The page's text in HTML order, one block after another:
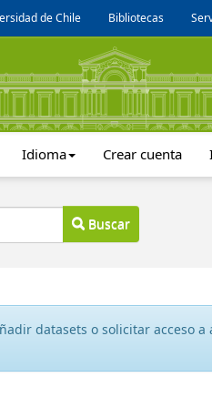
de Chile Bibliotecas
Idioma Crear cuenta
Buscar
datasets o solicitar acceso a